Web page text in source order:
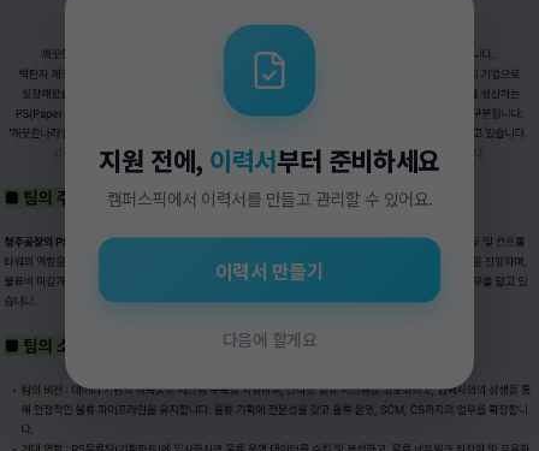
지원 전에, 이력서부터 준비하세요
캠퍼스픽에서 이력서를 만들고 관리할 수 있어요.
이력서 만들기
다음에 할게요